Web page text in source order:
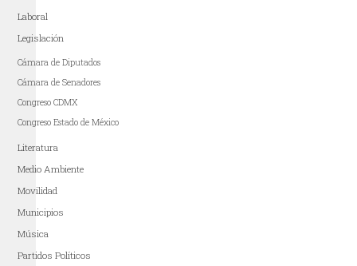
Laboral
Legislación
Cámara de Diputados
Cámara de Senadores
Congreso CDMX
Congreso Estado de México
Literatura
Medio Ambiente
Movilidad
Municipios
Música
Partidos Políticos